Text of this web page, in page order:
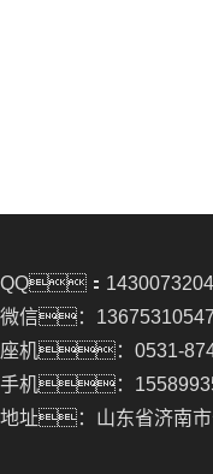
QQ：1430073204
微信：13675310547
座机：0531-
手机：
地址：山东省济南市